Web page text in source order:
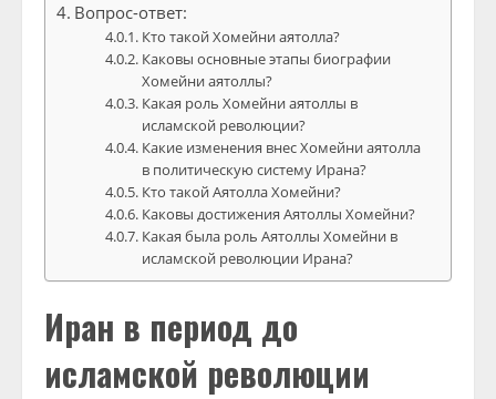
Вопрос-ответ:
Кто такой Хомейни аятолла?
Каковы основные этапы биографии
Хомейни аятоллы?
Какая роль Хомейни аятоллы в
исламской революции?
Какие изменения внес Хомейни аятолла
в политическую систему Ирана?
Кто такой Аятолла Хомейни?
Каковы достижения Аятоллы Хомейни?
Какая была роль Аятоллы Хомейни в
исламской революции Ирана?
Иран в период до
исламской революции